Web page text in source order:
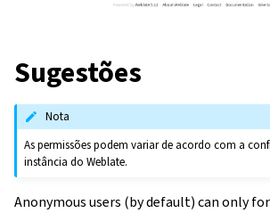
Sugestões
Nota
As permissões podem variar de acordo com a
instância do Weblate.
Anonymous users (by default) can only